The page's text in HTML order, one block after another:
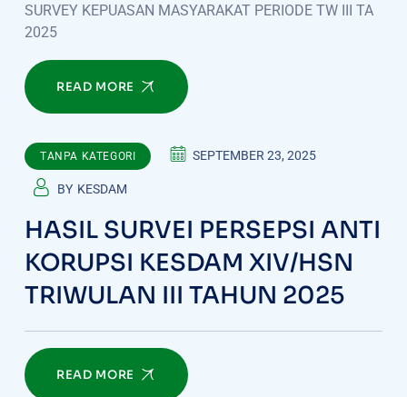
SURVEY KEPUASAN MASYARAKAT PERIODE TW III TA
2025
READ MORE
TANPA KATEGORI SEPTEMBER 23, 2025
BY KESDAM
HASIL SURVEI PERSEPSI ANTI
KORUPSI KESDAM XIV/HSN
TRIWULAN III TAHUN 2025
READ MORE